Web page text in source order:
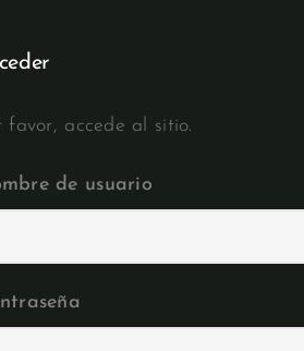
favor, accede al sitio.
de usuario